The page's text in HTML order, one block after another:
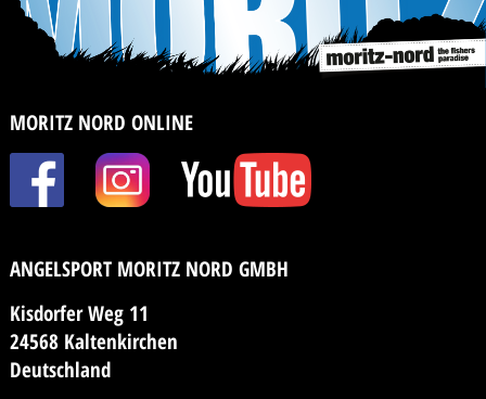
MORITZ NORD ONLINE
ANGELSPORT MORITZ NORD GMBH
Kisdorfer Weg 11
24568 Kaltenkirchen
Deutschland